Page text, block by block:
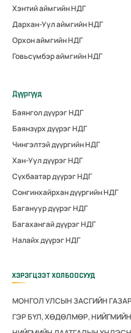
Хэнтий аймгийн НДГ
Дархан-Уул аймгийн НДГ
Орхон аймгийн НДГ
Говьсүмбэр аймгийн НДГ
Дүүргүүд
Баянгол дүүрэг НДГ
Баянзүрх дүүрэг НДГ
Чингэлтэй дүүргийн НДГ
Хан-Уул дүүрэг НДГ
Сүхбаатар дүүрэг НДГ
Сонгинхайрхан дүүргийн НДГ
Багануур дүүрэг НДГ
Багахангай дүүрэг НДГ
Налайх дүүрэг НДГ
ХЭРЭГЦЭЭТ ХОЛБООСУУД
МОНГОЛ УЛСЫН ЗАСГИЙН ГАЗАР
ГЭР БҮЛ, ХӨДӨЛМӨР,